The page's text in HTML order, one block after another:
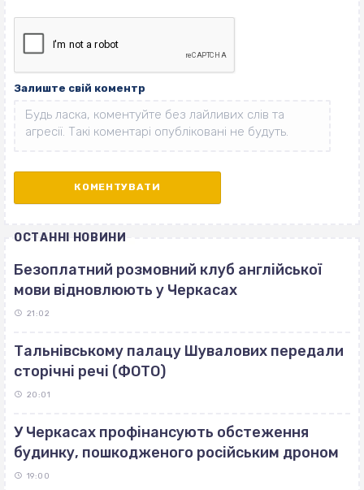
Залиште свій коментр
ОСТАННІ НОВИНИ
Безоплатний розмовний клуб англійської
мови відновлюють у Черкасах
21:02
Тальнівському палацу Шувалових передали
сторічні речі (ФОТО)
20:01
У Черкасах профінансують обстеження
будинку, пошкодженого російським дроном
19:00